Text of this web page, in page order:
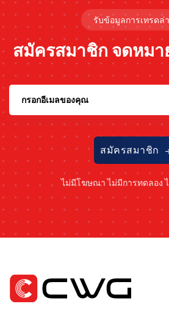
รับข้อมูลการเทรดล่
สมัครสมาชิก จดหมา
สมัครสมาชิก
ไม่มีโฆษณา ไม่มีการทดลอง